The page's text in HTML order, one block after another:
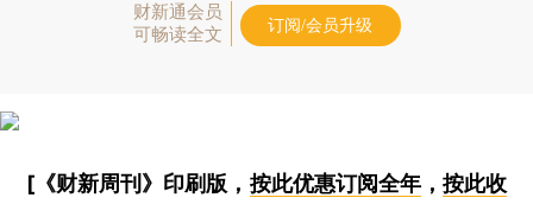
财新通会员
可畅读全文
订阅/会员升级
[《财新周刊》印刷版， 按此优惠订阅全年， 按此收